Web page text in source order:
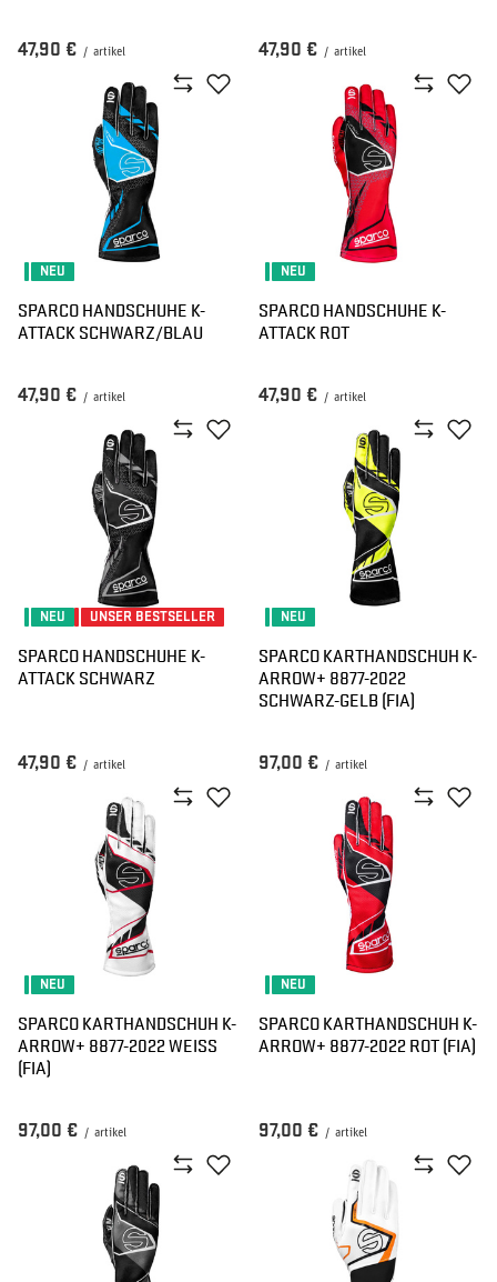
47,90 € / artikel 47,90 € / artikel
NEU
SPARCO HANDSCHUHE K-
ATTACK SCHWARZ/BLAU
47,90 € / artikel
NEU
SPARCO HANDSCHUHE K-
ATTACK ROT
47,90 € / artikel
NEU UNSER BESTSELLER
SPARCO HANDSCHUHE K-
ATTACK SCHWARZ
47,90 € / artikel
NEU
SPARCO KARTHANDSCHUH K-
ARROW+ 8877-2022
SCHWARZ-GELB (FIA)
97,00 € / artikel
NEU
SPARCO KARTHANDSCHUH K-
ARROW+ 8877-2022 WEISS (
FIA)
97,00 € / artikel
NEU
SPARCO KARTHANDSCHUH K-
ARROW+ 8877-2022 ROT (FIA)
97,00 € / artikel